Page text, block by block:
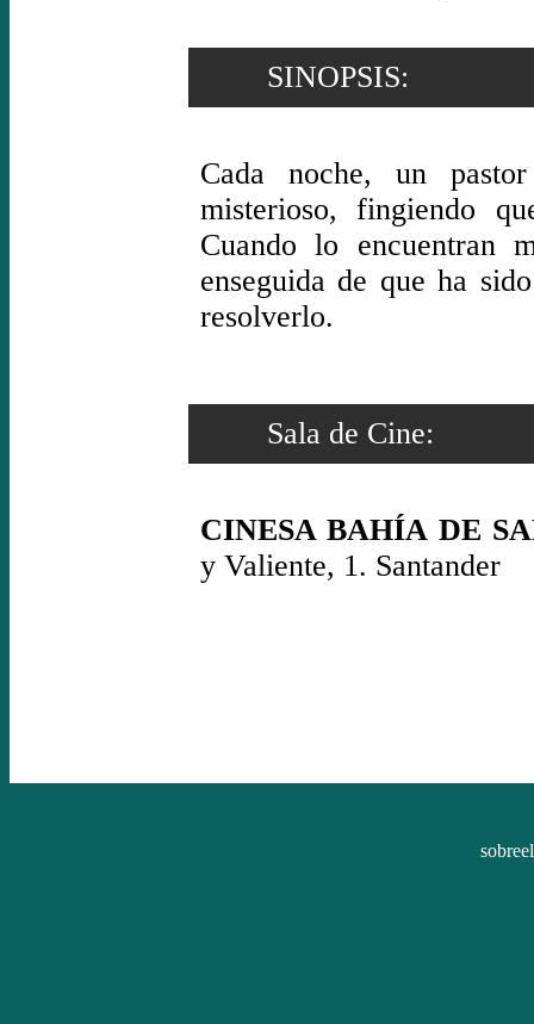
SINOPSIS:
Cada noche, un
misterioso, fingiendo
Cuando lo encuentran
enseguida de que ha
resolverlo.
Sala de Cine:
CINESA BAHÍA DE
y Valiente, 1. Santander